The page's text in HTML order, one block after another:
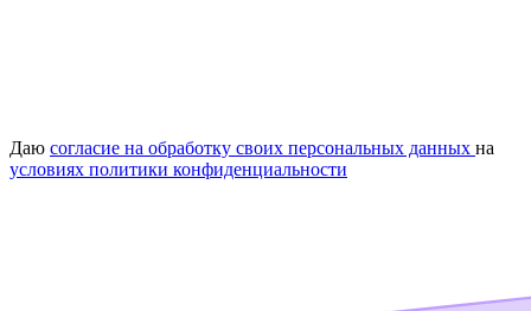
Даю согласие на обработку своих персональных данных на
условиях политики конфиденциальности